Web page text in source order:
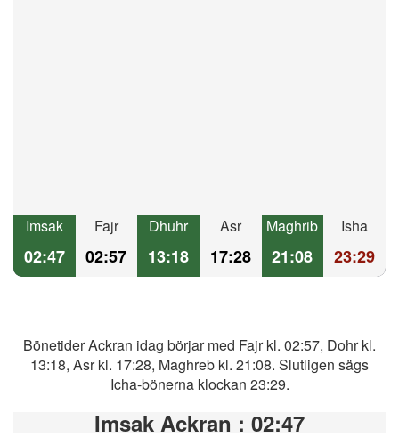
Imsak
02:47
Fajr
02:57
Dhuhr
13:18
Asr
17:28
Maghrib
21:08
Isha
23:29
Bönetider Ackran idag börjar med Fajr kl. 02:57, Dohr kl.
13:18, Asr kl. 17:28, Maghreb kl. 21:08. Slutligen sägs
Icha-bönerna klockan 23:29.
Imsak Ackran : 02:47